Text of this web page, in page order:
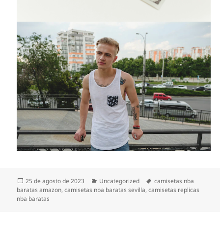
Publicado
el
25 de agosto de 2023 Categorías
Uncategorized Etiquetas
camisetas nba
baratas amazon,camisetas nba baratas sevilla,camisetas replicas
nba baratas